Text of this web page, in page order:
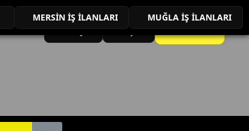
Anasayfa İletişim İLAN VER
MERSİN İŞ İLANLARI MUĞLA İŞ İLANLARI